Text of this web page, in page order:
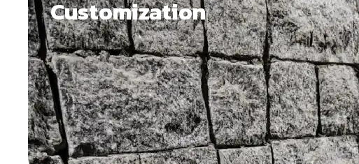
Customization